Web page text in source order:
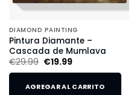
DIAMOND PAINTING
Pintura Diamante –
Cascada de Mumlava
€29.99 €19.99
AGREGAR AL CARRITO